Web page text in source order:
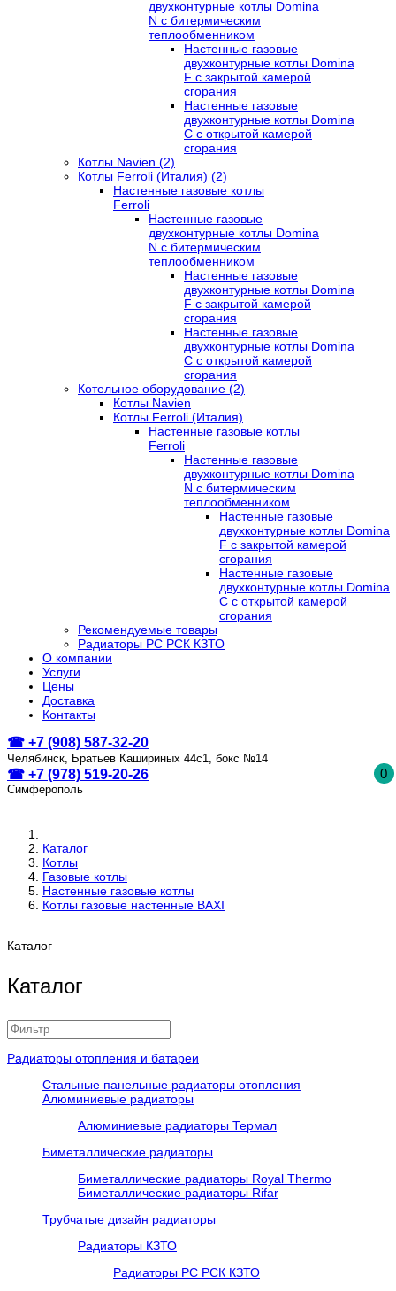
двухконтурные котлы Domina
N с битермическим
теплообменником
Настенные газовые
двухконтурные котлы Domina
F с закрытой камерой
сгорания
Настенные газовые
двухконтурные котлы Domina
C с открытой камерой
сгорания
Котлы Navien (2)
Котлы Ferroli (Италия) (2)
Настенные газовые котлы
Ferroli
Настенные газовые
двухконтурные котлы Domina
N с битермическим
теплообменником
Настенные газовые
двухконтурные котлы Domina
F с закрытой камерой
сгорания
Настенные газовые
двухконтурные котлы Domina
C с открытой камерой
сгорания
Котельное оборудование (2)
Котлы Navien
Котлы Ferroli (Италия)
Настенные газовые котлы
Ferroli
Настенные газовые
двухконтурные котлы Domina
N с битермическим
теплообменником
Настенные газовые
двухконтурные котлы Domina
F с закрытой камерой
сгорания
Настенные газовые
двухконтурные котлы Domina
C с открытой камерой
сгорания
Рекомендуемые товары
Радиаторы РС РСК КЗТО
О компании
Услуги
Цены
Доставка
Контакты
☎ +7 (908) 587-32-20
Челябинск, Братьев Кашириных 44с1, бокс №14
☎ +7 (978) 519-20-26
Симферополь
0
Каталог
Котлы
Газовые котлы
Настенные газовые котлы
Котлы газовые настенные BAXI
Каталог
Каталог
Радиаторы отопления и батареи
Стальные панельные радиаторы отопления
Алюминиевые радиаторы
Алюминиевые радиаторы Термал
Биметаллические радиаторы
Биметаллические радиаторы Royal Thermo
Биметаллические радиаторы Rifar
Трубчатые дизайн радиаторы
Радиаторы КЗТО
Радиаторы РС РСК КЗТО